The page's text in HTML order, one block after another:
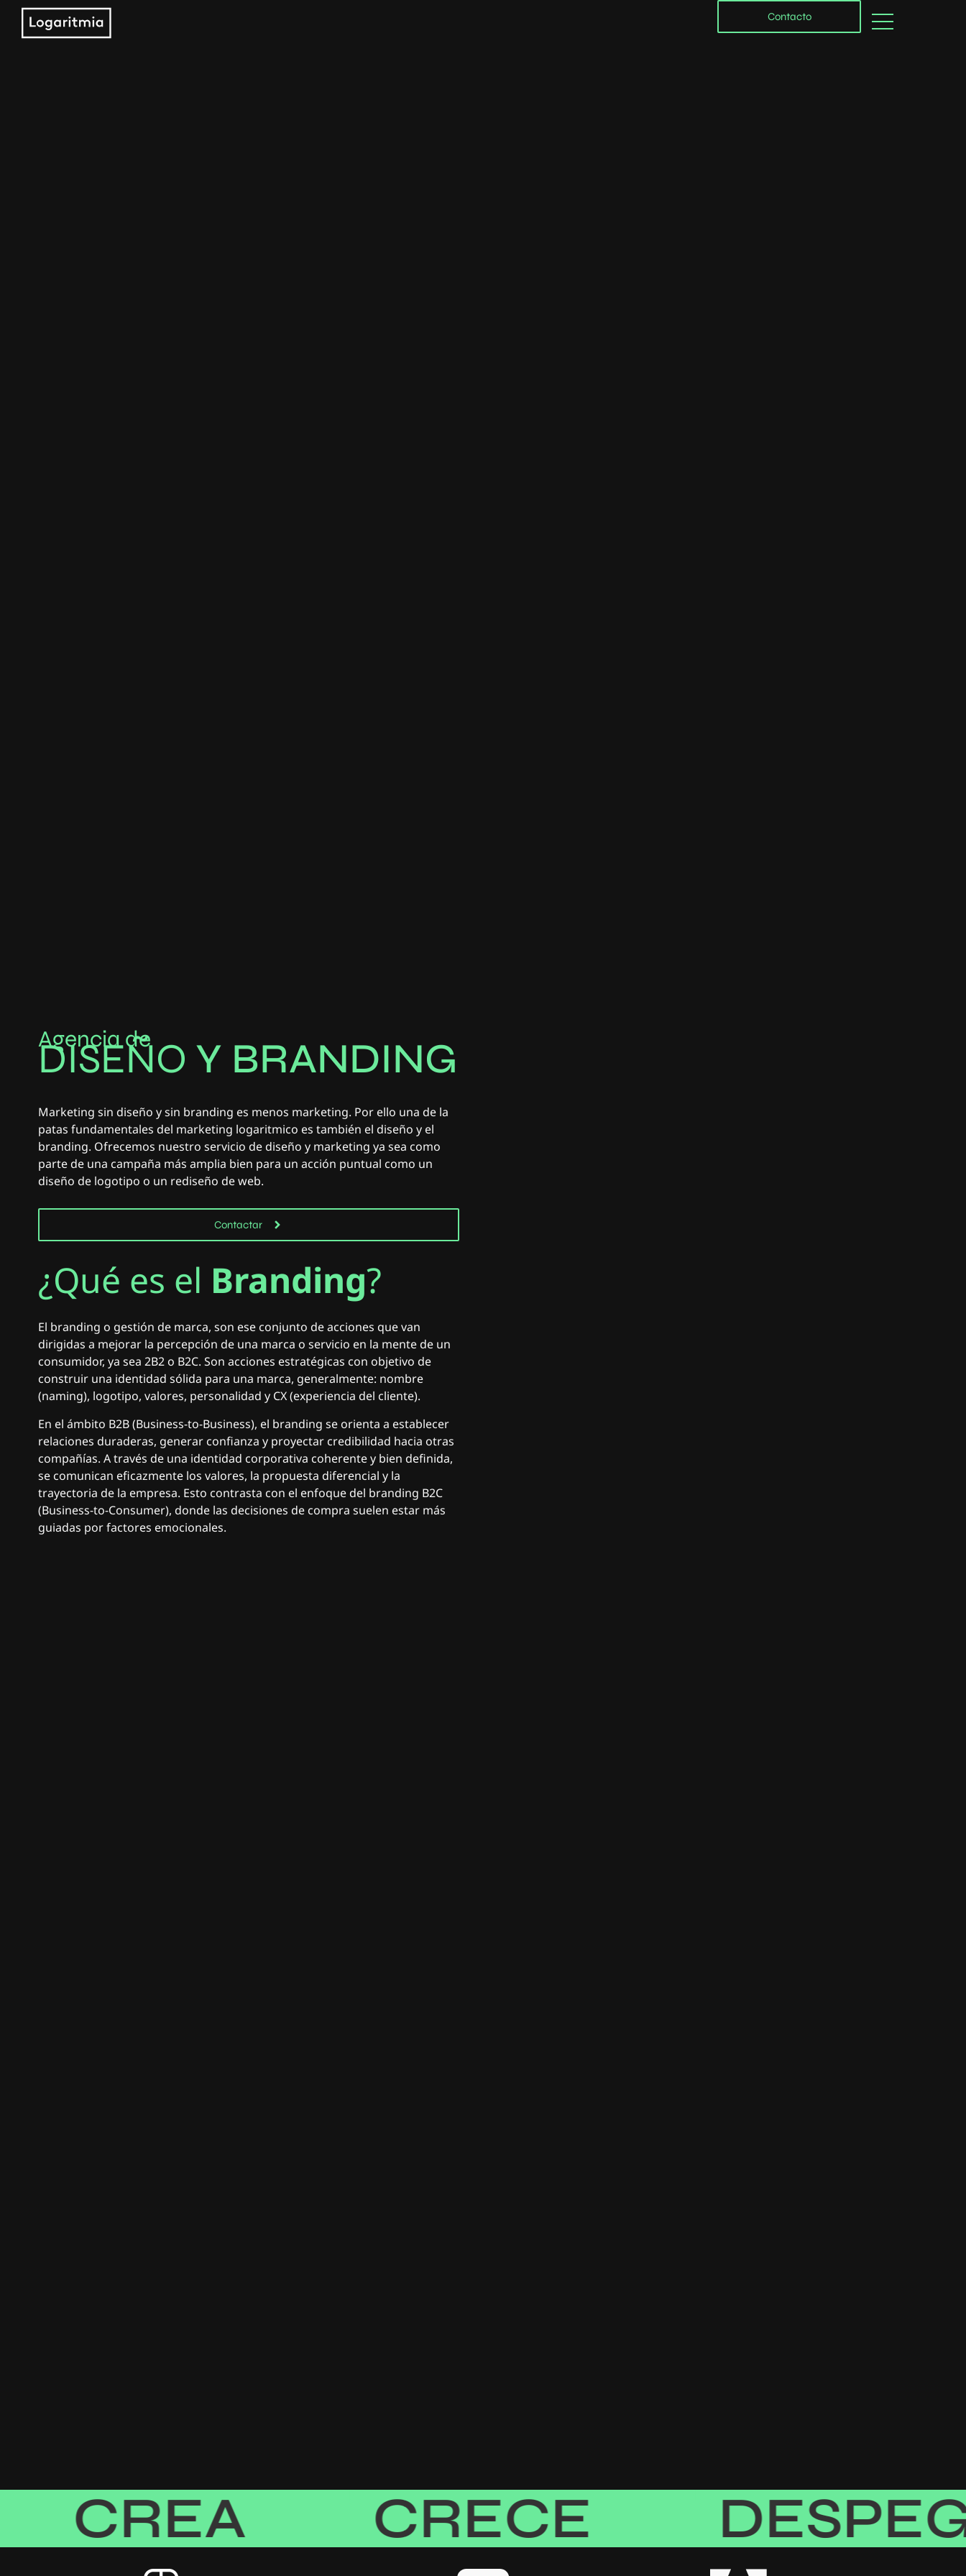
Contacto
Agencia de
DISEÑO Y BRANDING
Marketing sin diseño y sin branding es menos marketing. Por ello una de la
patas fundamentales del marketing logaritmico es también el diseño y el
branding. Ofrecemos nuestro servicio de diseño y marketing ya sea como
parte de una campaña más amplia bien para un acción puntual como un
diseño de logotipo o un rediseño de web.
Contactar
¿Qué es el Branding?
El branding o gestión de marca, son ese conjunto de acciones que van
dirigidas a mejorar la percepción de una marca o servicio en la mente de un
consumidor, ya sea 2B2 o B2C. Son acciones estratégicas con objetivo de
construir una identidad sólida para una marca, generalmente: nombre
(naming), logotipo, valores, personalidad y CX (experiencia del cliente).
En el ámbito B2B (Business-to-Business), el branding se orienta a establecer
relaciones duraderas, generar confianza y proyectar credibilidad hacia otras
compañías. A través de una identidad corporativa coherente y bien definida,
se comunican eficazmente los valores, la propuesta diferencial y la
trayectoria de la empresa. Esto contrasta con el enfoque del branding B2C
(Business-to-Consumer), donde las decisiones de compra suelen estar más
guiadas por factores emocionales.
CRECE DESPEGA